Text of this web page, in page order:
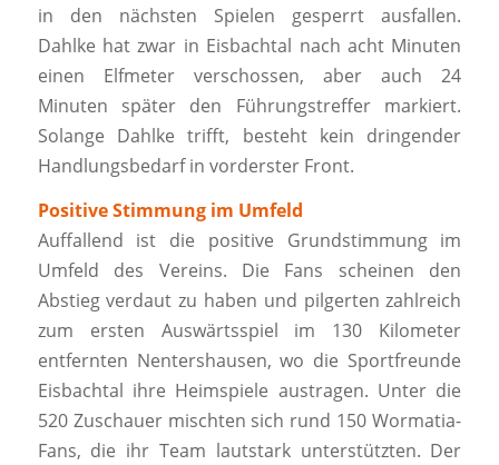
in den nächsten Spielen gesperrt ausfallen.
Dahlke hat zwar in Eisbachtal nach acht Minuten
einen Elfmeter verschossen, aber auch 24
Minuten später den Führungstreffer markiert.
Solange Dahlke trifft, besteht kein dringender
Handlungsbedarf in vorderster Front.
Positive Stimmung im Umfeld
Auffallend ist die positive Grundstimmung im
Umfeld des Vereins. Die Fans scheinen den
Abstieg verdaut zu haben und pilgerten zahlreich
zum ersten Auswärtsspiel im 130 Kilometer
entfernten Nentershausen, wo die Sportfreunde
Eisbachtal ihre Heimspiele austragen. Unter die
520 Zuschauer mischten sich rund 150 Wormatia-
Fans, die ihr Team lautstark unterstützten. Der